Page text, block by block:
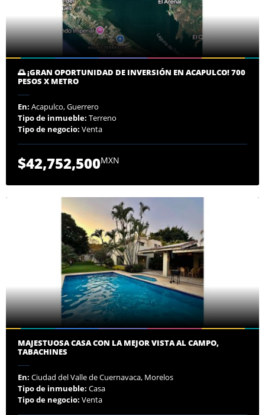
🌅 ¡GRAN OPORTUNIDAD DE INVERSIÓN EN ACAPULCO! 700
PESOS X METRO
En: Acapulco, Guerrero
Tipo de inmueble: Terreno
Tipo de negocio: Venta
$42,752,500MXN
MAJESTUOSA CASA CON LA MEJOR VISTA AL CAMPO,
TABACHINES
En: Ciudad del Valle de Cuernavaca, Morelos
Tipo de inmueble: Casa
Tipo de negocio: Venta